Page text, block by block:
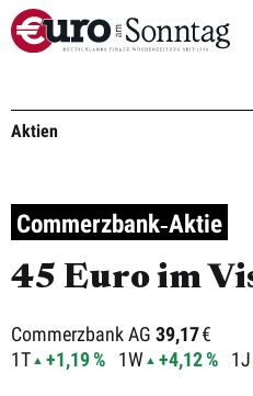
Aktien
Commerzbank‑Aktie
45 Euro im
Commerzbank AG 39,17€
1T
+1,19 % 1W +4,12 % 1J